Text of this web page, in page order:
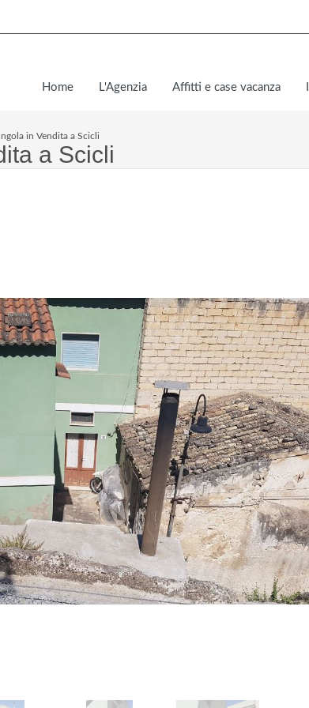
Home L'Agenzia Affitti e case vacanza
in Vendita a Scicli
a Scicli